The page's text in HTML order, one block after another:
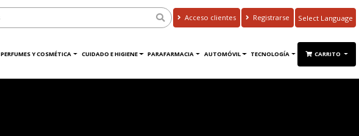
Acceso clientes Registrarse
Translate
PERFUMES Y COSMÉTICA CUIDADO E HIGIENE PARAFARMACIA AUTOMÓVIL TECNOLOGÍA CARRITO